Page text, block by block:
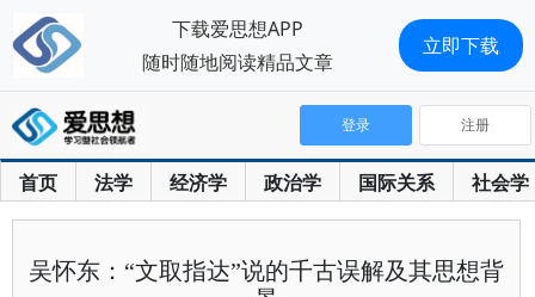
首页 法学 经济学 政治学 国际关系 社会学
登录 注册
吴怀东：“文取指达”说的千古误解及其思想背
下载爱思想APP
随时随地阅读精品文章
立即下载